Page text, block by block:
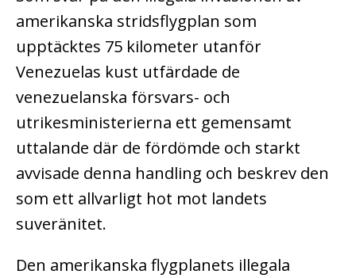
amerikanska stridsflygplan som
upptäcktes 75 kilometer utanför
Venezuelas kust utfärdade de
venezuelanska försvars- och
utrikesministerierna ett gemensamt
uttalande där de fördömde och starkt
avvisade denna handling och beskrev den
som ett allvarligt hot mot landets
suveränitet.
Den amerikanska flygplanets illegala